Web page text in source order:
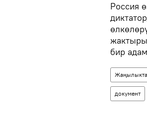
Россия
бир
документ